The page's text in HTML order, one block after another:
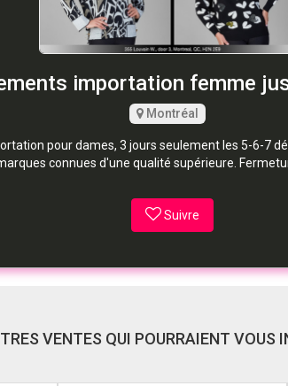
importation femme
Montréal
pour dames, 3 jours seulement les 5-6-7
connues d'une qualité supérieure.
Suivre
VENTES QUI POURRAIENT VOUS